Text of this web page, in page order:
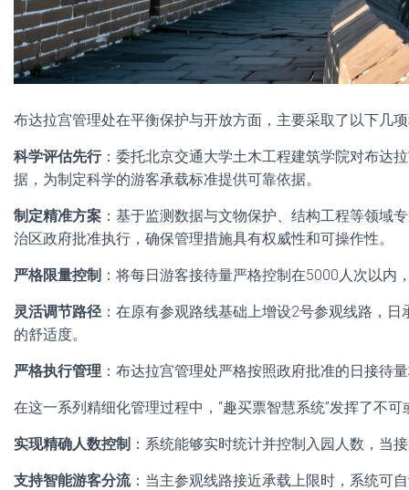
布达拉宫管理处在平衡保护与开放方面，主要采取了以下几
科学评估先行：委托北京交通大学土木工程建筑学院对布达
据，为制定科学的游客承载标准提供可靠依据。
制定精准方案 ：基于监测数据与文物保护、结构工程等领域
治区政府批准执行，确保管理措施具有权威性和可操作性。
严格限量控制 ：将每日游客接待量严格控制在5000人次以
灵活调节路径：在原有参观路线基础上增设2号参观线路，
的舒适度。
严格执行管理 ：布达拉宫管理处严格按照政府批准的日接待
在这一系列精细化管理过程中，“趣买票智慧系统”发挥了不
实现精确人数控制 ：系统能够实时统计并控制入园人数，当
支持智能游客分流：当主参观线路接近承载上限时，系统可